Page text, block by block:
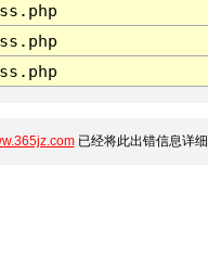
已经将此出错信息详